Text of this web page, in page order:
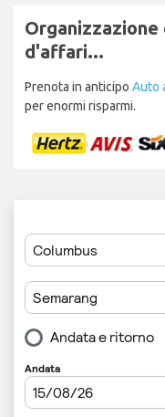
Organizzazione
d'affari...
Prenota in anticipo Auto
per enormi risparmi.